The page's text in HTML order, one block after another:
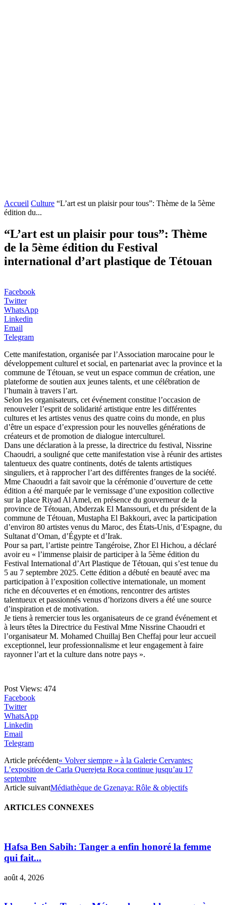
Accueil Culture “L’art est un plaisir pour tous”: Thème de la 5ème
édition du...
“L’art est un plaisir pour tous”: Thème
de la 5ème édition du Festival
international d’art plastique de Tétouan
Facebook
Twitter
WhatsApp
Linkedin
Email
Telegram
Cette manifestation, organisée par l’Association marocaine pour le
développement culturel et social, en partenariat avec la province et la
commune de Tétouan, se veut un espace commun de création, une
plateforme de soutien aux jeunes talents, et une célébration de
l’humain à travers l’art.
Selon les organisateurs, cet événement constitue l’occasion de
renouveler l’esprit de solidarité artistique entre les différentes
cultures et les artistes venus des quatre coins du monde, en plus
d’être un espace d’expression pour les nouvelles générations de
créateurs et de promotion de dialogue interculturel.
Dans une déclaration à la presse, la directrice du festival, Nissrine
Chaoudri, a souligné que cette manifestation vise à réunir des artistes
talentueux des quatre continents, dotés de talents artistiques
singuliers, et à rapprocher l’art des différentes franges de la société.
Mme Chaoudri a fait savoir que la cérémonie d’ouverture de cette
édition a été marquée par le vernissage d’une exposition collective
sur la place Riyad Al Amel, en présence du gouverneur de la
province de Tétouan, Abderzak El Manssouri, et du président de la
commune de Tétouan, Mustapha El Bakkouri, avec la participation
d’environ 80 artistes venus du Maroc, des États-Unis, d’Espagne, du
Sultanat d’Oman, d’Égypte et d’Irak.
Pour sa part, l’artiste peintre Tangéroise, Zhor El Hichou, a déclaré
avoir eu « l’immense plaisir de participer à la 5ème édition du
Festival International d’Art Plastique de Tétouan, qui s’est tenue du
5 au 7 septembre 2025. Cette édition a débuté en beauté avec ma
participation à l’exposition collective internationale, un moment
riche en découvertes et en émotions, rencontrer des artistes
talentueux et passionnés venus d’horizons divers a été une source
d’inspiration et de motivation.
Je tiens à remercier tous les organisateurs de ce grand événement et
à leurs têtes la Directrice du Festival Mme Nissrine Chaoudri et
l’organisateur M. Mohamed Chuillaj Ben Cheffaj pour leur accueil
exceptionnel, leur professionnalisme et leur engagement à faire
rayonner l’art et la culture dans notre pays ».
Post Views: 474
Facebook
Twitter
WhatsApp
Linkedin
Email
Telegram
Article précédent« Volver siempre » à la Galerie Cervantes:
L’exposition de Carla Querejeta Roca continue jusqu’au 17
septembre
Article suivantMédiathèque de Gzenaya: Rôle & objectifs
ARTICLES CONNEXES
Hafsa Ben Sabih: Tanger a enfin honoré la femme
qui fait...
août 4, 2026